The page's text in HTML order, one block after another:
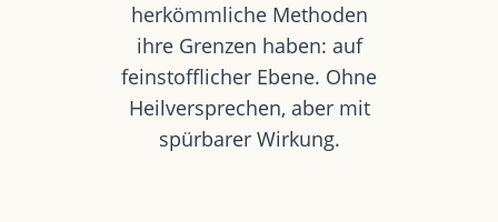
herkömmliche Methoden
ihre Grenzen haben: auf
feinstofflicher Ebene. Ohne
Heilversprechen, aber mit
spürbarer Wirkung.